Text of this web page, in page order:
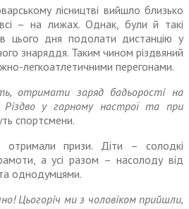
лісництві вийшло близько
– на лижах. Однак, були й такі
цього дня подолати дистанцію у
знаряддя. Таким чином різдвяний
легкоатлетичними перегонами.
отри­мати заряд бадьорості на
у гарному настрої та при
спортсмени.
отримали призи. Діти – солодкі
а усі разом – насолоду від
однодумцями.
Цьогоріч ми з чоловіком прийшли,